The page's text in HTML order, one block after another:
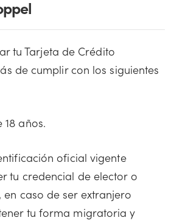
tu Tarjeta de Crédito
de cumplir con los siguientes
18 años.
oficial vigente
tu credencial de elector o
caso de ser extranjero
tu forma migratoria y